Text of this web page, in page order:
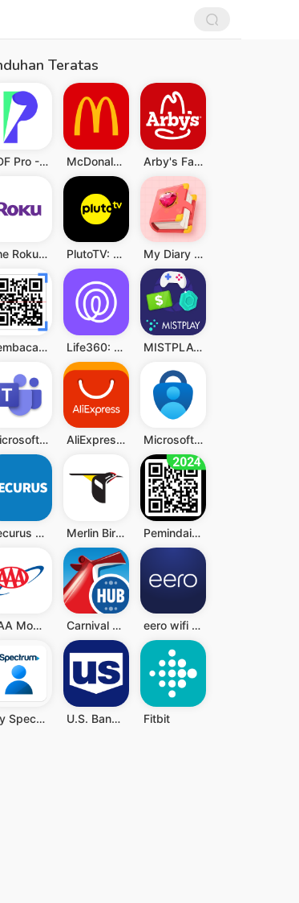
Teratas
PDF Pro - Reader & Maker McDonald's Arby's Fast Food Sandwiches
The Roku App (Official) PlutoTV: Live TV & Free Movies My Diary - Diary With Lock
Pembaca QR & Kode Batang Life360: Berbagi Lokasi MISTPLAY: Play to Earn Money
Microsoft Teams AliExpress - Shopping App Microsoft Authenticator
Securus Mobile Merlin Bird ID by Cornell Lab Pemindai QR - Barcode Scanner
AAA Mobile Carnival HUB eero wifi system
My Spectrum U.S. Bank Mobile Banking Fitbit